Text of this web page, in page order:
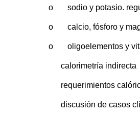
o sodio y potasio.
o calcio, fósforo y
o oligoelementos y
calorimetría indirecta
requerimientos
discusión de casos